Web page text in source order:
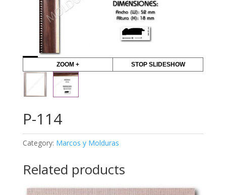
ZOOM + STOP SLIDESHOW
P-114
Category: Marcos y Molduras
Related products